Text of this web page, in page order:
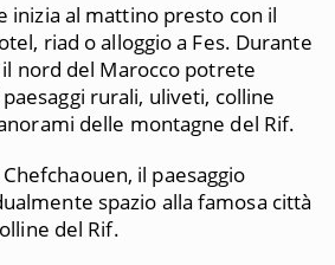
inizia al mattino presto con il
riad o alloggio a Fes. Durante
nord del Marocco potrete
rurali, uliveti, colline
delle montagne del Rif.
il paesaggio
spazio alla famosa città
del Rif.